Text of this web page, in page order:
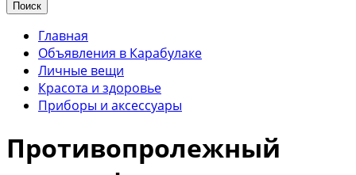
Поиск
Главная
Объявления в Карабулаке
Личные вещи
Красота и здоровье
Приборы и аксессуары
Противопролежный